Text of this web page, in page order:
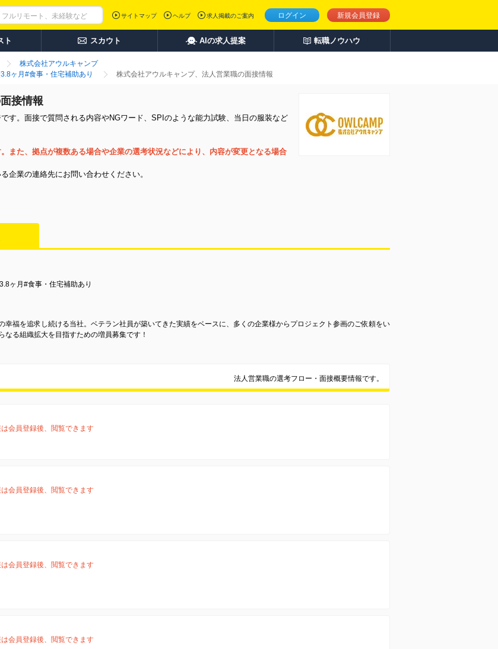
ログイン 新規会員登録
サイトマップ ヘルプ 求人掲載のご案内
ト スカウト AIの求人提案 転職ノウハウ
株式会社アウルキャンプ
ヶ月#食事・住宅補助あり
株式会社アウルキャンプ、法人営業職の面接情報
接情報
す。面接で質問される内容やNGワード、SPIのような能力試験、当日の服装など
また、拠点が複数ある場合や企業の選考状況などにより、内容が変更となる場合
企業の連絡先にお問い合わせください。
ヶ月#食事・住宅補助あり
幸福を追求し続ける当社。ベテラン社員が築いてきた実績をベースに、多くの企業様からプロジェクト参画のご依頼をい
る組織拡大を目指すための増員募集です！
法人営業職の選考フロー・面接概要情報です。
会員登録後、閲覧できます
会員登録後、閲覧できます
会員登録後、閲覧できます
会員登録後、閲覧できます